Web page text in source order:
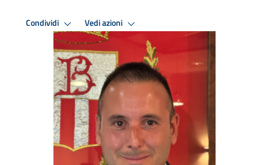
Condividi Vedi azioni